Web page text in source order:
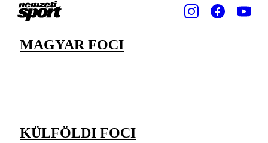
MAGYAR FOCI
KÜLFÖLDI FOCI